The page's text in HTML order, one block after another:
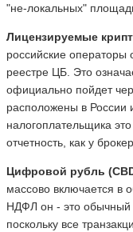
"не-локальных"
Лицензируемые
российские операторы
реестре ЦБ. Это
официально пойдет
расположены в
налогоплательщика
отчетность, как у
Цифровой рубль (
массово включается в
НДФЛ он - это обычный
поскольку все